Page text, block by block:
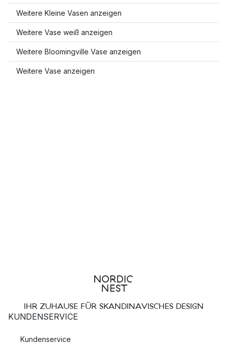
Weitere Kleine Vasen anzeigen
Weitere Vase weiß anzeigen
Weitere Bloomingville Vase anzeigen
Weitere Vase anzeigen
IHR ZUHAUSE FÜR SKANDINAVISCHES DESIGN
KUNDENSERVICE
Kundenservice